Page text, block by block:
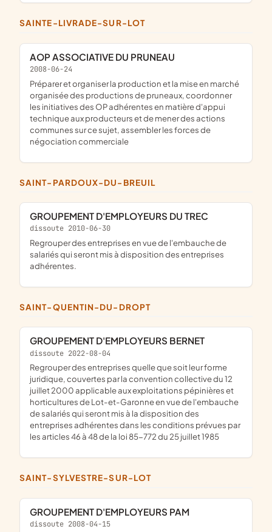
SAINTE-LIVRADE-SUR-LOT
AOP ASSOCIATIVE DU PRUNEAU
2008-06-24
préparer et organiser la production et la mise en marché
organisée des productions de pruneaux, coordonner
les initiatives des OP adhérentes en matière d'appui
technique aux producteurs et de mener des actions
communes sur ce sujet, assembler les forces de
négociation commerciale
SAINT-PARDOUX-DU-BREUIL
GROUPEMENT D'EMPLOYEURS DU TREC
dissoute 2010-06-30
Regrouper des entreprises en vue de l'embauche de
salariés qui seront mis à disposition des entreprises
adhérentes.
SAINT-QUENTIN-DU-DROPT
GROUPEMENT D'EMPLOYEURS BERNET
dissoute 2022-08-04
regrouper des entreprises quelle que soit leur forme
juridique, couvertes par la convention collective du 12
juillet 2000 applicable aux exploitations pépinières et
horticultures de Lot-et-Garonne en vue de l'embauche
de salariés qui seront mis à la disposition des
entreprises adhérentes dans les conditions prévues par
les articles 46 à 48 de la loi 85-772 du 25 juillet 1985
SAINT-SYLVESTRE-SUR-LOT
GROUPEMENT D'EMPLOYEURS PAM
dissoute 2008-04-15